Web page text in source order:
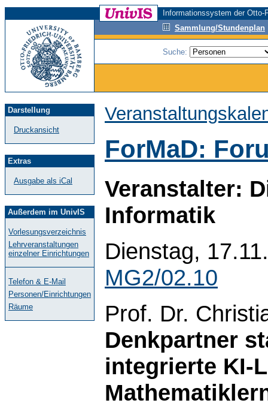
Informationssystem der
Sammlung/Stundenplan
Suche:
Darstellung
Druckansicht
Extras
Ausgabe als iCal
Außerdem im UnivIS
Vorlesungsverzeichnis
Lehrveranstaltungen
einzelner Einrichtungen
Telefon & E-Mail
Personen/Einrichtungen
Räume
ForMaD:
Veranstalter:
Informatik
Dienstag,
MG2/02.10
Prof. Dr.
Denkpartner
integrierte KI-